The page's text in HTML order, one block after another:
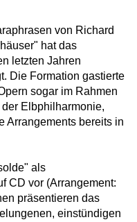
von Richard
hat das
letzten Jahren
Die Formation gastierte
sogar im Rahmen
Elbphilharmonie,
Arrangements bereits in
als
CD vor (Arrangement:
präsentieren das
einstündigen